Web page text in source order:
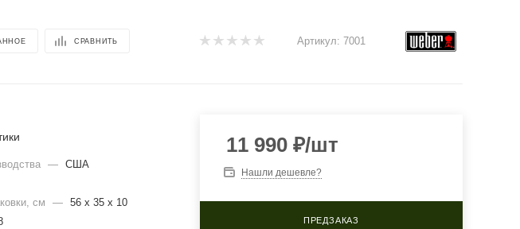
СРАВНИТЬ Артикул: 7001
— США
cм
— 56 х 35 х 10
11 990 ₽/шт
Нашли дешевле?
ПРЕДЗАКАЗ